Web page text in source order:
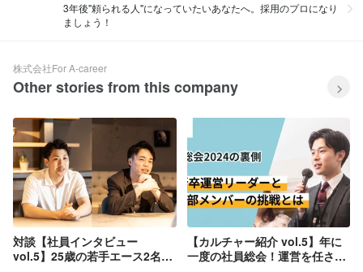
3年後"頼られる人"になっていたいあなたへ。採用のプロになり
ましょう！
株式会社For A-career
Other stories from this company
対談【社員インタビュー
vol.5】25歳の若手エース2名
【カルチャー紹介 vol.5】年に
一度の社員総会！運営を任され